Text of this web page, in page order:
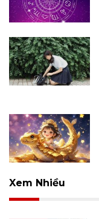
Xem Nhiều